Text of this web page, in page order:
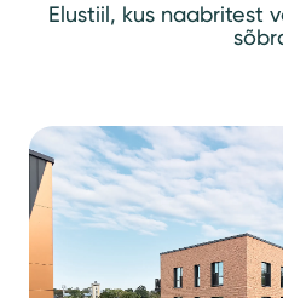
Elustiil, kus naabritest